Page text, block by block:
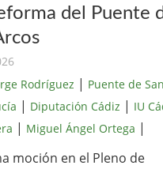
del Puente
Rodríguez | Puente de
| Diputación Cádiz | IU
| Miguel Ángel Ortega |
moción en el Pleno de